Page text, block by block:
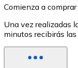
Comienza a
Una vez realizadas
minutos recibirás